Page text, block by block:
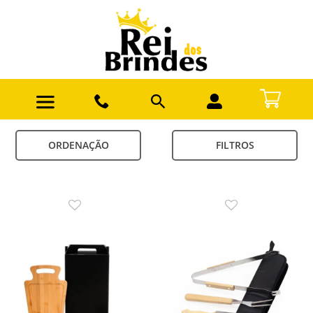
ORDENAÇÃO FILTROS